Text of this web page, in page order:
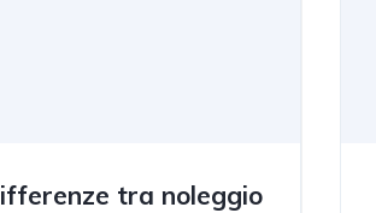
tra noleggio